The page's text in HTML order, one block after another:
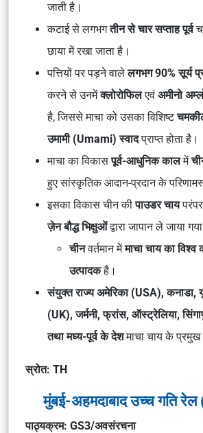
जाती है।
कटाई से लगभगतीन से चार सप्ताह पूर्व
छाया में रखा जाता है।
पत्तियों पर पड़ने वालेलगभग 90% सूर्य
करने से उनमेंक्लोरोफिलएवं अमीनो
है, जिससे माचा को उसका विशिष्ट
उमामी (Umami) स्वादप्राप्त होता है।
माचा का विकासपूर्व-आधुनिक कालमें
हुए सांस्कृतिक आदान-प्रदान के
इसका विकास चीन कीपाउडर चाय
ज़ेन बौद्ध भिक्षुओंद्वारा जापान ले जाया
चीनवर्तमान मेंमाचा चाय का
उत्पादकहै।
संयुक्त राज्य अमेरिका (USA), कनाडा,
(UK), जर्मनी, फ्रांस, ऑस्ट्रेलिया,
तथा मध्य-पूर्व के देशमाचा चाय के प्रमुख
स्रोत: TH
मुंबई-अहमदाबाद उच्च गति
पाठ्यक्रम: GS3/अवसंरचना